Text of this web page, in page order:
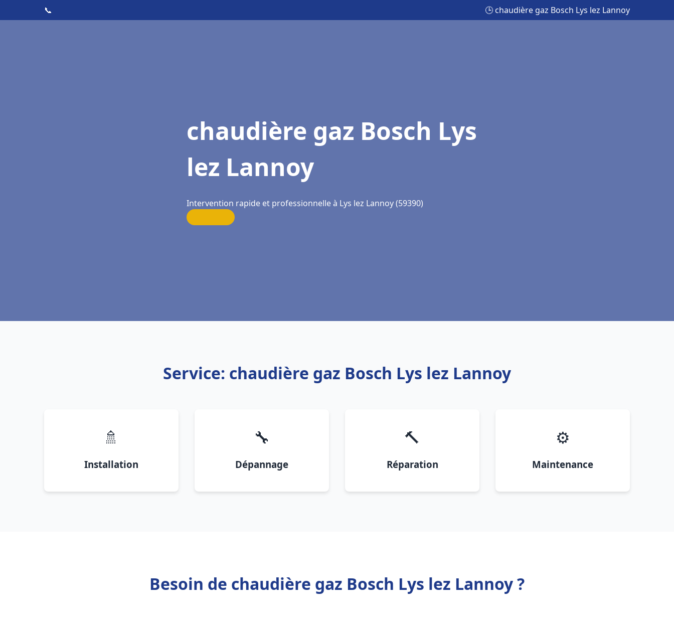
📞 🕒 chaudière gaz Bosch Lys lez Lannoy
chaudière gaz Bosch Lys
lez Lannoy
Intervention rapide et professionnelle à Lys lez Lannoy (59390)
Service: chaudière gaz Bosch Lys lez Lannoy
🚿
Installation
🔧
Dépannage
🔨
Réparation
⚙️
Maintenance
Besoin de chaudière gaz Bosch Lys lez Lannoy ?